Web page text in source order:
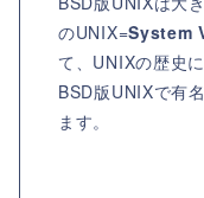
のUNIX=System
て、UNIXの歴史
BSD版UNIXで有
ます。